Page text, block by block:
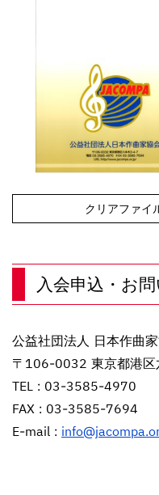
クリアファイ
入会申込・お
公益社団法人 日本作曲家
〒106-0032 東京都港
TEL : 03-3585-4970
FAX : 03-3585-7694
E-mail :